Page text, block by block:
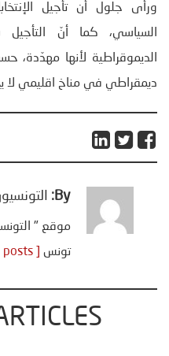
ورأى جلول أن تأجيل
السياسي، كما أنّ
الديموقراطية لأنها مهدّدة،
ديمقراطي في مناخ اقليمي لا
By:
موقع "
تونس